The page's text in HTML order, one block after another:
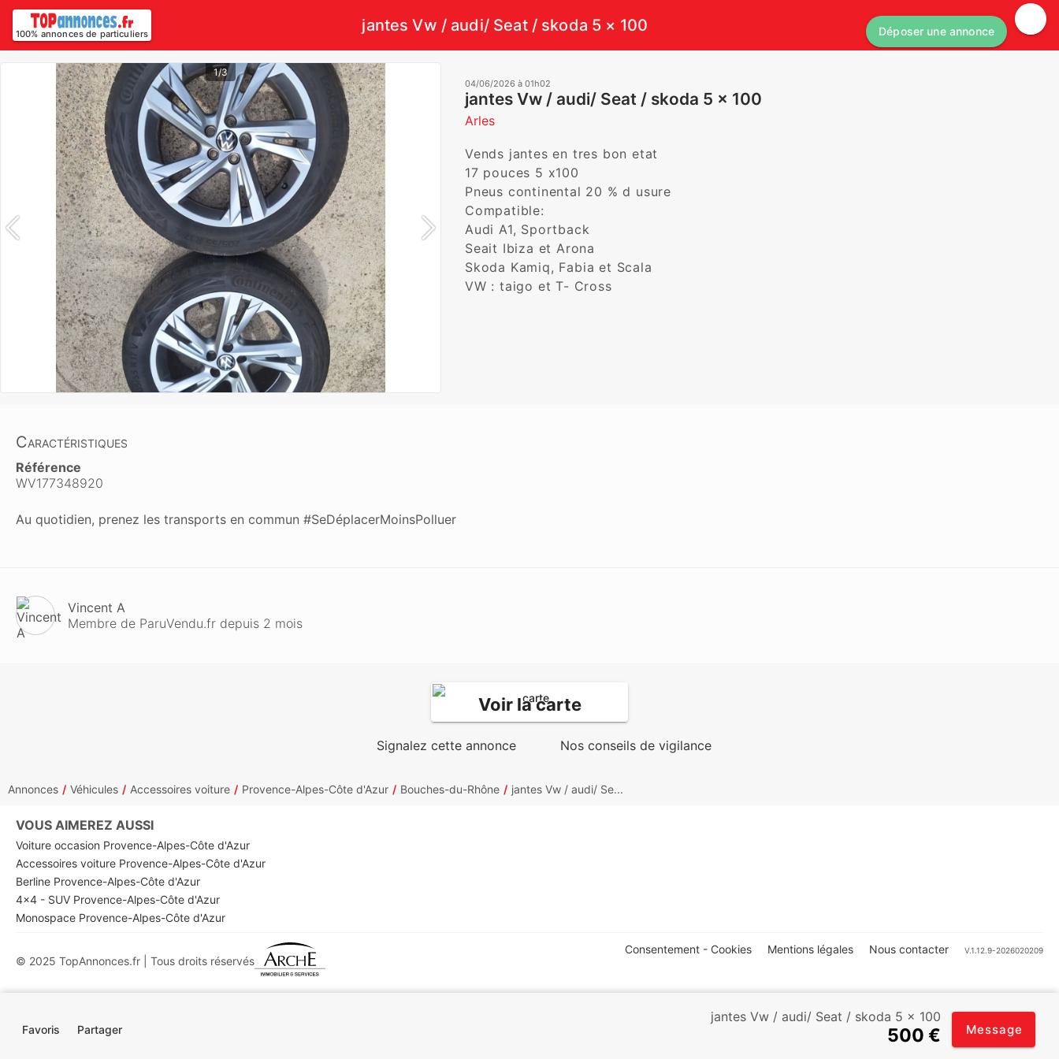
100% annonces de particuliers jantes Vw / audi/ Seat / skoda 5 × 100 Déposer une annonce
1/3
04/06/2026 à 01h02
jantes Vw / audi/ Seat / skoda 5 × 100
Arles
Vends jantes en tres bon etat
17 pouces 5 x100
Pneus continental 20 % d usure
Compatible:
Audi A1, Sportback
Seait Ibiza et Arona
Skoda Kamiq, Fabia et Scala
VW : taigo et T- Cross
Caractéristiques
Référence
WV177348920
Au quotidien, prenez les transports en commun #SeDéplacerMoinsPolluer
Vincent A
Membre de ParuVendu.fr depuis 2 mois
Voir la carte
Signalez cette annonce Nos conseils de vigilance
Favoris Partager
jantes Vw / audi/ Seat / skoda 5 × 100
500 € Message
Annonces Véhicules Accessoires voiture Provence-Alpes-Côte d'Azur Bouches-du-Rhône jantes Vw / audi/ Se...
VOUS AIMEREZ AUSSI
Voiture occasion Provence-Alpes-Côte d'Azur
Accessoires voiture Provence-Alpes-Côte d'Azur
Berline Provence-Alpes-Côte d'Azur
4x4 - SUV Provence-Alpes-Côte d'Azur
Monospace Provence-Alpes-Côte d'Azur
© 2025 TopAnnonces.fr | Tous droits réservés
Consentement - Cookies Mentions légales Nous contacter V.1.12.9-2026020209